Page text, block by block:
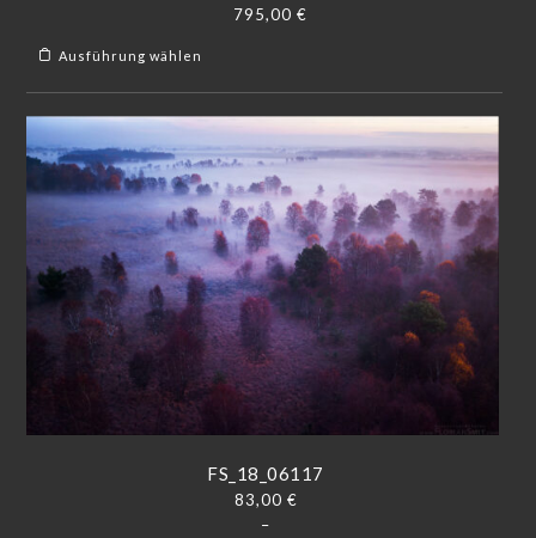
795,00 €
Ausführung wählen
FS_18_06117
83,00 €
–